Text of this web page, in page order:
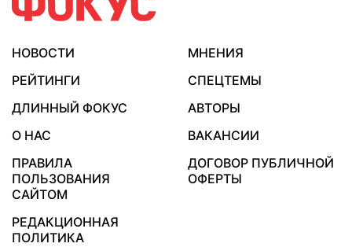
НОВОСТИ
МНЕНИЯ
РЕЙТИНГИ
СПЕЦТЕМЫ
ДЛИННЫЙ ФОКУС
АВТОРЫ
О НАС
ВАКАНСИИ
ПРАВИЛА
ПОЛЬЗОВАНИЯ
САЙТОМ
ДОГОВОР ПУБЛИЧНОЙ
ОФЕРТЫ
РЕДАКЦИОННАЯ
ПОЛИТИКА